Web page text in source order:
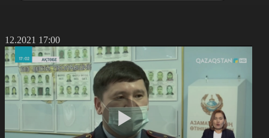
17:00